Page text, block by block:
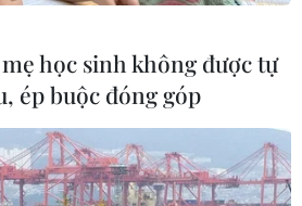
học sinh không được tự
ép buộc đóng góp